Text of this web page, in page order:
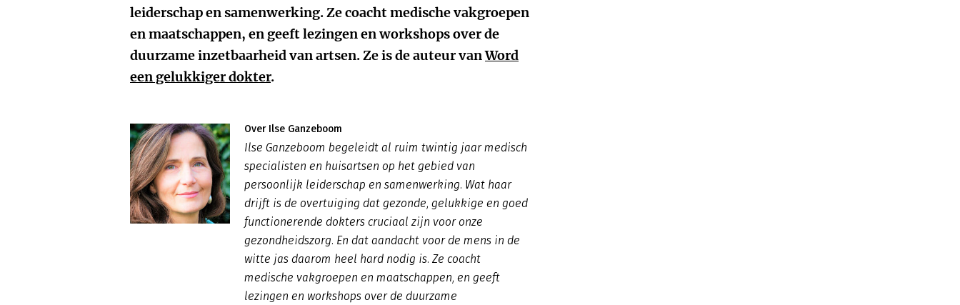
leiderschap en samenwerking. Ze coacht medische vakgroepen
en maatschappen, en geeft lezingen en workshops over de
duurzame inzetbaarheid van artsen. Ze is de auteur vanWord
een gelukkiger dokter.
Over Ilse Ganzeboom
Ilse Ganzeboom begeleidt al ruim twintig jaar medisch
specialisten en huisartsen op het gebied van
persoonlijk leiderschap en samenwerking. Wat haar
drijft is de overtuiging dat gezonde, gelukkige en goed
functionerende dokters cruciaal zijn voor onze
gezondheidszorg. En dat aandacht voor de mens in de
witte jas daarom heel hard nodig is. Ze coacht
medische vakgroepen en maatschappen, en geeft
lezingen en workshops over de duurzame